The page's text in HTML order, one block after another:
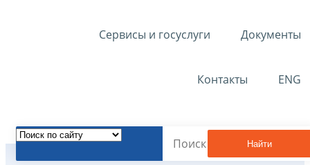
Сервисы и госуслуги Документы
Контакты ENG
Найти